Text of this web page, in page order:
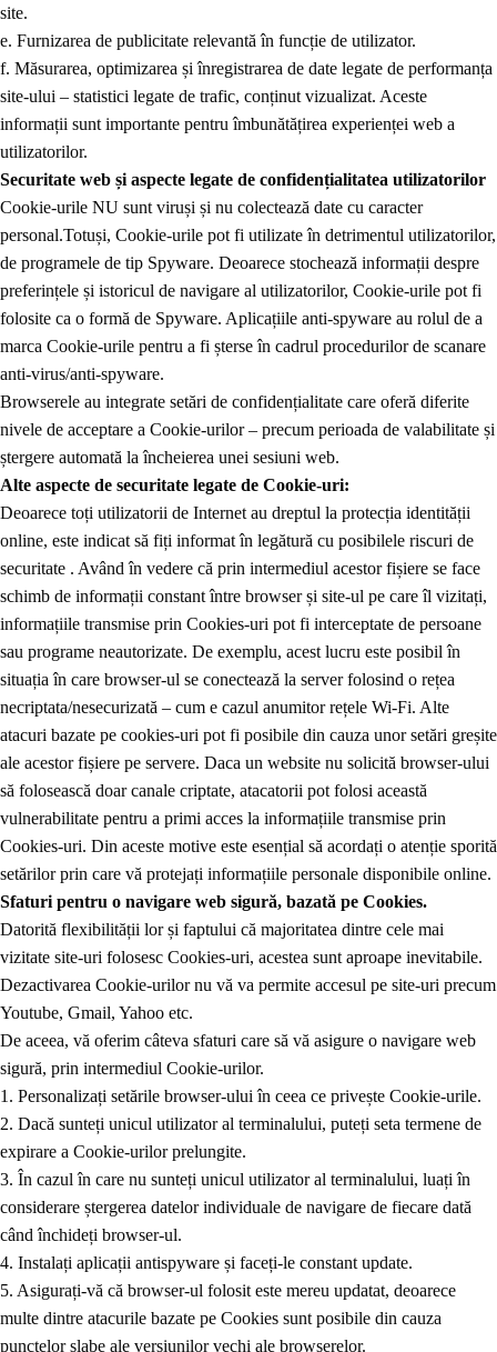
site.
e. Furnizarea de publicitate relevantă în funcție de utilizator.
f. Măsurarea, optimizarea și înregistrarea de date legate de performanța
site-ului – statistici legate de trafic, conținut vizualizat. Aceste
informații sunt importante pentru îmbunătățirea experienței web a
utilizatorilor.
Securitate web și aspecte legate de confidențialitatea utilizatorilor
Cookie-urile NU sunt viruși și nu colectează date cu caracter
personal.Totuși, Cookie-urile pot fi utilizate în detrimentul utilizatorilor,
de programele de tip Spyware. Deoarece stochează informații despre
preferințele și istoricul de navigare al utilizatorilor, Cookie-urile pot fi
folosite ca o formă de Spyware. Aplicațiile anti-spyware au rolul de a
marca Cookie-urile pentru a fi șterse în cadrul procedurilor de scanare
anti-virus/anti-spyware.
Browserele au integrate setări de confidențialitate care oferă diferite
nivele de acceptare a Cookie-urilor – precum perioada de valabilitate și
ștergere automată la încheierea unei sesiuni web.
Alte aspecte de securitate legate de Cookie-uri:
Deoarece toți utilizatorii de Internet au dreptul la protecția identității
online, este indicat să fiți informat în legătură cu posibilele riscuri de
securitate . Având în vedere că prin intermediul acestor fișiere se face
schimb de informații constant între browser și site-ul pe care îl vizitați,
informațiile transmise prin Cookies-uri pot fi interceptate de persoane
sau programe neautorizate. De exemplu, acest lucru este posibil în
situația în care browser-ul se conectează la server folosind o rețea
necriptata/nesecurizată – cum e cazul anumitor rețele Wi-Fi. Alte
atacuri bazate pe cookies-uri pot fi posibile din cauza unor setări greșite
ale acestor fișiere pe servere. Daca un website nu solicită browser-ului
să folosească doar canale criptate, atacatorii pot folosi această
vulnerabilitate pentru a primi acces la informațiile transmise prin
Cookies-uri. Din aceste motive este esențial să acordați o atenție sporită
setărilor prin care vă protejați informațiile personale disponibile online.
Sfaturi pentru o navigare web sigură, bazată pe Cookies.
Datorită flexibilității lor și faptului că majoritatea dintre cele mai
vizitate site-uri folosesc Cookies-uri, acestea sunt aproape inevitabile.
Dezactivarea Cookie-urilor nu vă va permite accesul pe site-uri precum
Youtube, Gmail, Yahoo etc.
De aceea, vă oferim câteva sfaturi care să vă asigure o navigare web
sigură, prin intermediul Cookie-urilor.
1. Personalizați setările browser-ului în ceea ce privește Cookie-urile.
2. Dacă sunteți unicul utilizator al terminalului, puteți seta termene de
expirare a Cookie-urilor prelungite.
3. În cazul în care nu sunteți unicul utilizator al terminalului, luați în
considerare ștergerea datelor individuale de navigare de fiecare dată
când închideți browser-ul.
4. Instalați aplicații antispyware și faceți-le constant update.
5. Asigurați-vă că browser-ul folosit este mereu updatat, deoarece
multe dintre atacurile bazate pe Cookies sunt posibile din cauza
punctelor slabe ale versiunilor vechi ale browserelor.